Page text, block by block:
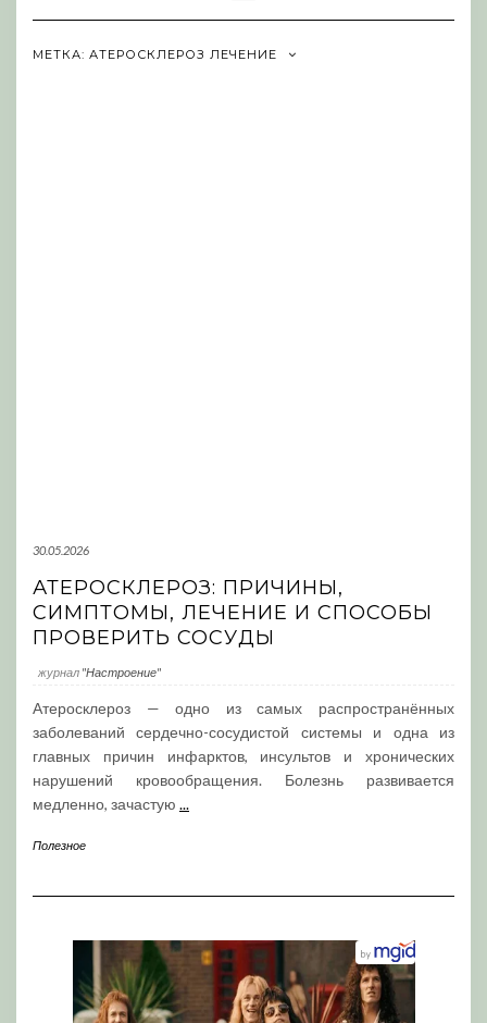
Navigation
МЕТКА: АТЕРОСКЛЕРОЗ ЛЕЧЕНИЕ
30.05.2026
АТЕРОСКЛЕРОЗ: ПРИЧИНЫ,
СИМПТОМЫ, ЛЕЧЕНИЕ И СПОСОБЫ
ПРОВЕРИТЬ СОСУДЫ
журнал "Настроение"
Атеросклероз — одно из самых распространённых
заболеваний сердечно-сосудистой системы и одна из
главных причин инфарктов, инсультов и хронических
нарушений кровообращения. Болезнь развивается
медленно, зачастую ...
Полезное